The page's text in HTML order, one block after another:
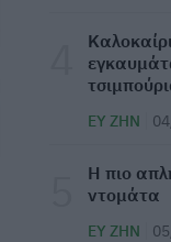
Άνοια: Τι να
για να
νόσο
Ιός Δυτικού
Αττική -
ΕΥ ΖΗΝ
Η πιο
ντομάτα
ΕΥ ΖΗΝ